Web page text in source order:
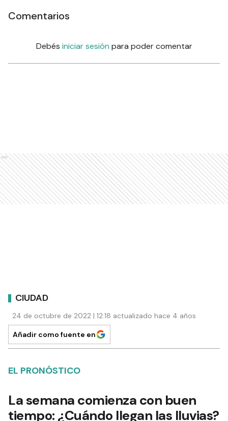
Comentarios
Debés iniciar sesión para poder comentar
Ads
CIUDAD
24 de octubre de 2022 | 12:18 actualizado hace 4 años
Añadir como fuente en
EL PRONÓSTICO
La semana comienza con buen
tiempo: ¿Cuándo llegan las lluvias?